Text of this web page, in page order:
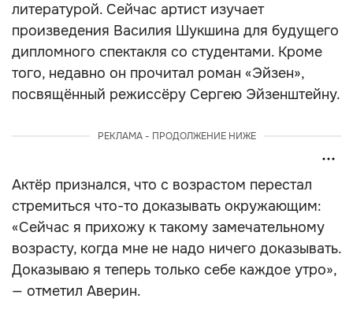
литературой. Сейчас артист изучает
произведения Василия Шукшина для будущего
дипломного спектакля со студентами. Кроме
того, недавно он прочитал роман «Эйзен»,
посвящённый режиссёру Сергею Эйзенштейну.
РЕКЛАМА - ПРОДОЛЖЕНИЕ НИЖЕ
Актёр признался, что с возрастом перестал
стремиться что-то доказывать окружающим:
«Сейчас я прихожу к такому замечательному
возрасту, когда мне не надо ничего доказывать.
Доказываю я теперь только себе каждое утро»,
— отметил Аверин.